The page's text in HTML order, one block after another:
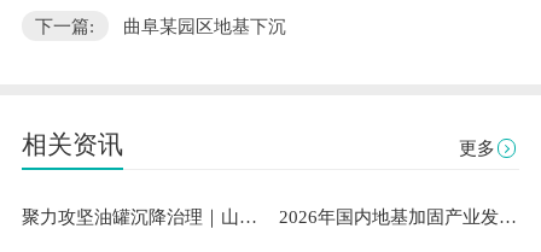
下一篇: 曲阜某园区地基下沉
相关资讯 更多
聚力攻坚油罐沉降治理｜山东隆达伟业助力中石油通辽油库筑牢安全根基 2026年国内地基加固产业发展洞察：既有建筑安全与工业需求下山东隆达伟业地基加固技术有限公司成熟案例与服务能力解析